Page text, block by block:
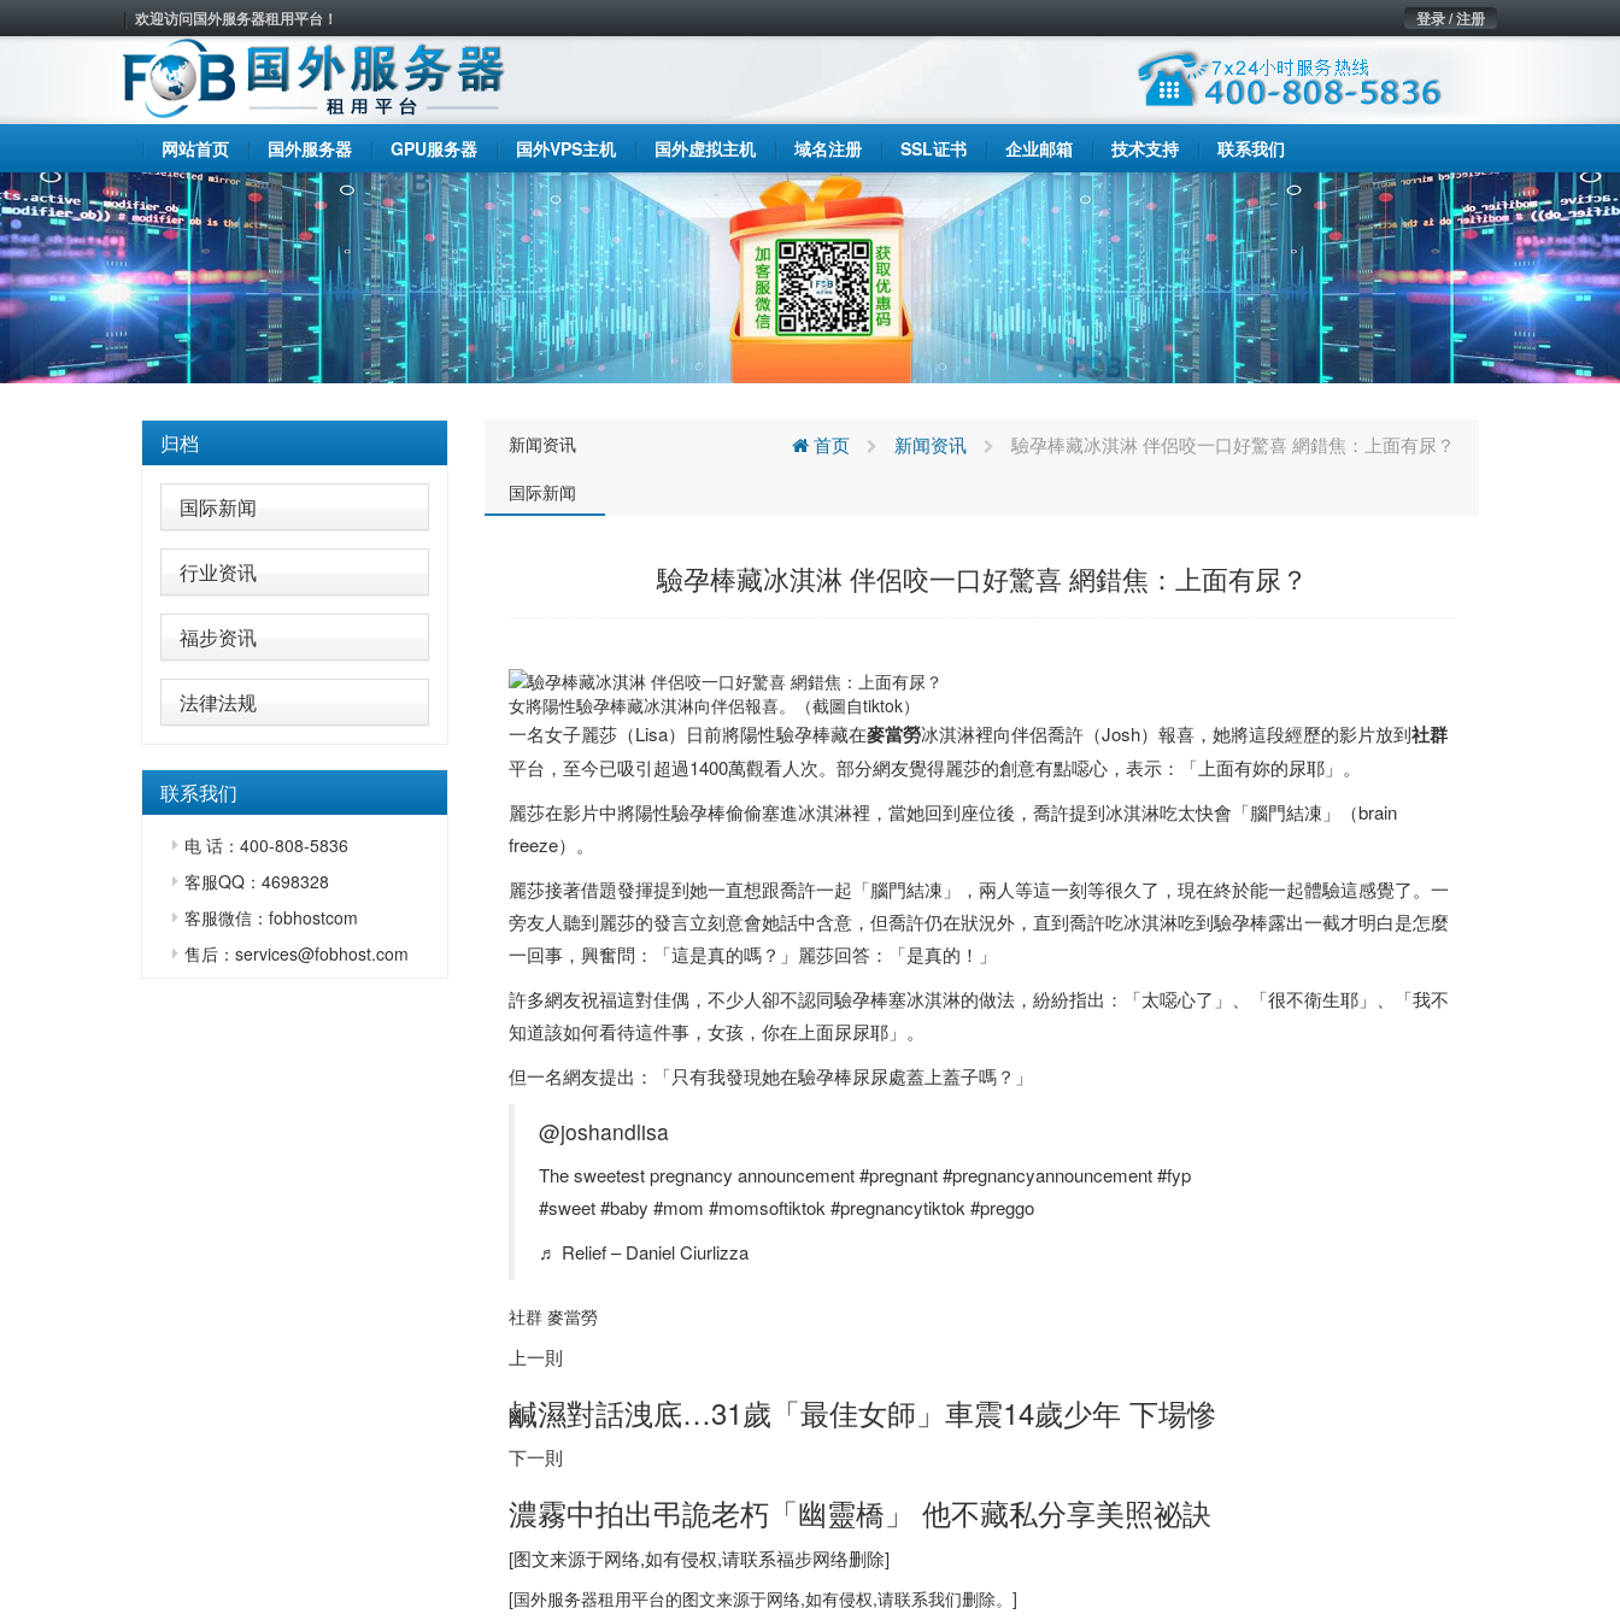
欢迎访问国外服务器租用平台！ 登录 / 注册
网站首页 国外服务器 GPU服务器 国外VPS主机 国外虚拟主机 域名注册 SSL证书 企业邮箱 技术支持 联系我们
归档
国际新闻
行业资讯
福步资讯
法律法规
联系我们
电 话：400-808-5836
客服QQ：4698328
客服微信：fobhostcom
售后：services@fobhost.com
新闻资讯
国际新闻
首页 新闻资讯 驗孕棒藏冰淇淋 伴侶咬一口好驚喜 網錯焦：上面有尿？
驗孕棒藏冰淇淋 伴侶咬一口好驚喜 網錯焦：上面有尿？
女將陽性驗孕棒藏冰淇淋向伴侶報喜。（截圖自tiktok）
一名女子麗莎（Lisa）日前將陽性驗孕棒藏在麥當勞冰淇淋裡向伴侶喬許（Josh）報喜，她將這段經歷的影片放到社群
平台，至今已吸引超過1400萬觀看人次。部分網友覺得麗莎的創意有點噁心，表示：「上面有妳的尿耶」。
麗莎在影片中將陽性驗孕棒偷偷塞進冰淇淋裡，當她回到座位後，喬許提到冰淇淋吃太快會「腦門結凍」（brain
freeze）。
麗莎接著借題發揮提到她一直想跟喬許一起「腦門結凍」，兩人等這一刻等很久了，現在終於能一起體驗這感覺了。一
旁友人聽到麗莎的發言立刻意會她話中含意，但喬許仍在狀況外，直到喬許吃冰淇淋吃到驗孕棒露出一截才明白是怎麼
一回事，興奮問：「這是真的嗎？」麗莎回答：「是真的！」
許多網友祝福這對佳偶，不少人卻不認同驗孕棒塞冰淇淋的做法，紛紛指出：「太噁心了」、「很不衛生耶」、「我不
知道該如何看待這件事，女孩，你在上面尿尿耶」。
但一名網友提出：「只有我發現她在驗孕棒尿尿處蓋上蓋子嗎？」
@joshandlisa
The sweetest pregnancy announcement #pregnant #pregnancyannouncement #fyp
#sweet #baby #mom #momsoftiktok #pregnancytiktok #preggo
♬ Relief – Daniel Ciurlizza
社群 麥當勞
上一則
鹹濕對話洩底…31歲「最佳女師」車震14歲少年 下場慘
下一則
濃霧中拍出弔詭老朽「幽靈橋」 他不藏私分享美照祕訣
[图文来源于网络,如有侵权,请联系福步网络删除]
[国外服务器租用平台的图文来源于网络,如有侵权,请联系我们删除。]